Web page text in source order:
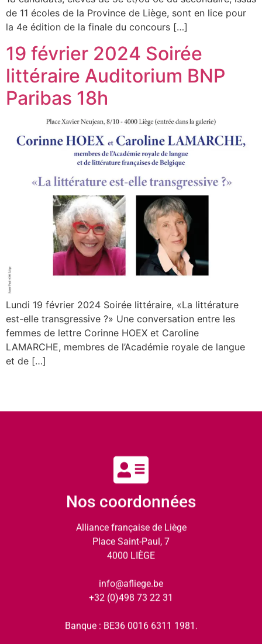
de 11 écoles de la Province de Liège, sont en lice pour
la 4e édition de la finale du concours […]
19 février 2024 Soirée
littéraire Auditorium BNP
Paribas 18h
Lundi 19 février 2024 Soirée littéraire, «La littérature
est-elle transgressive ?» Une conversation entre les
femmes de lettre Corinne HOEX et Caroline
LAMARCHE, membres de l’Académie royale de langue
et de […]
Nos coordonnées
Alliance française de Liège
Place Saint-Paul, 7
4000 LIÈGE
info@afliege.be
+32 (0)498 73 22 31
Banque : BE36 0016 6311 1981.